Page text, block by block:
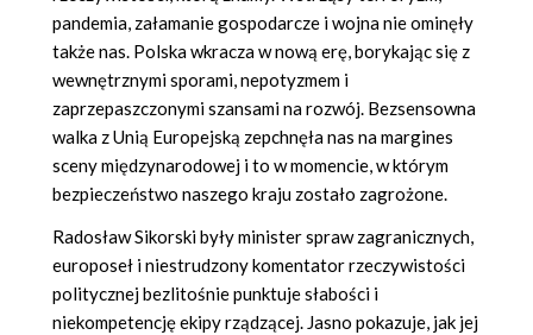
pandemia, załamanie gospodarcze i wojna nie ominęły
także nas. Polska wkracza w nową erę, borykając się z
wewnętrznymi sporami, nepotyzmem i
zaprzepaszczonymi szansami na rozwój. Bezsensowna
walka z Unią Europejską zepchnęła nas na margines
sceny międzynarodowej i to w momencie, w którym
bezpieczeństwo naszego kraju zostało zagrożone.
Radosław Sikorski były minister spraw zagranicznych,
europoseł i niestrudzony komentator rzeczywistości
politycznej bezlitośnie punktuje słabości i
niekompetencję ekipy rządzącej. Jasno pokazuje, jak jej